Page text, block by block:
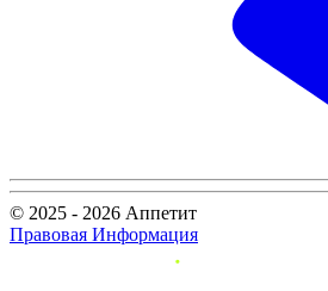
© 2025 - 2026 Аппетит
Правовая Информация